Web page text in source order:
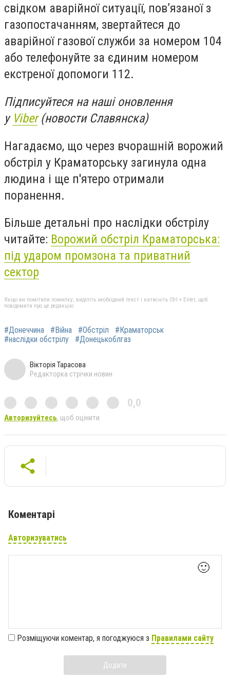
свідком аварійної ситуації, пов’язаної з
газопостачанням, звертайтеся до
аварійної газової служби за номером 104
або телефонуйте за єдиним номером
екстреної допомоги 112.
Підписуйтеся на наші оновлення
у Viber(новости Славянска)
Нагадаємо, що через вчорашній ворожий
обстріл у Краматорську загинула одна
людина і ще п'ятеро отримали
поранення.
Більше детальні про наслідки обстрілу
читайте: Ворожий обстріл Краматорська:
під ударом промзона та приватний
сектор
Якщо ви помітили помилку, виділіть необхідний текст і натисніть Ctrl + Enter, щоб
повідомити про це редакцію
#Донеччина #Війна #Обстріл
#Краматорськ
#наслідки обстрілу
#Донецькоблгаз
Вікторія Тарасова
Редакторка стрічки новин
0,0
Авторизуйтесь, щоб оцінити
Коментарі
Авторизуватись
🙂
Розміщуючи коментар, я погоджуюся з Правилами сайту
Додати